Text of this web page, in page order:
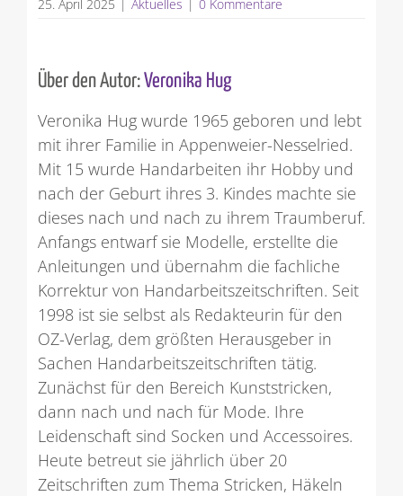
25. April 2025 | Aktuelles | 0 Kommentare
Über den Autor:Veronika Hug
Veronika Hug wurde 1965 geboren und lebt
mit ihrer Familie in Appenweier-Nesselried.
Mit 15 wurde Handarbeiten ihr Hobby und
nach der Geburt ihres 3. Kindes machte sie
dieses nach und nach zu ihrem Traumberuf.
Anfangs entwarf sie Modelle, erstellte die
Anleitungen und übernahm die fachliche
Korrektur von Handarbeitszeitschriften. Seit
1998 ist sie selbst als Redakteurin für den
OZ-Verlag, dem größten Herausgeber in
Sachen Handarbeitszeitschriften tätig.
Zunächst für den Bereich Kunststricken,
dann nach und nach für Mode. Ihre
Leidenschaft sind Socken und Accessoires.
Heute betreut sie jährlich über 20
Zeitschriften zum Thema Stricken, Häkeln